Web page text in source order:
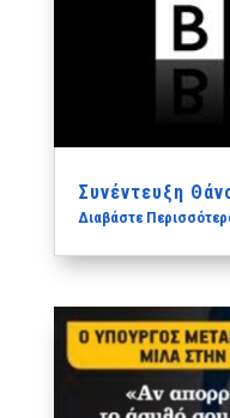
Συνέντευξη
Διαβάστε